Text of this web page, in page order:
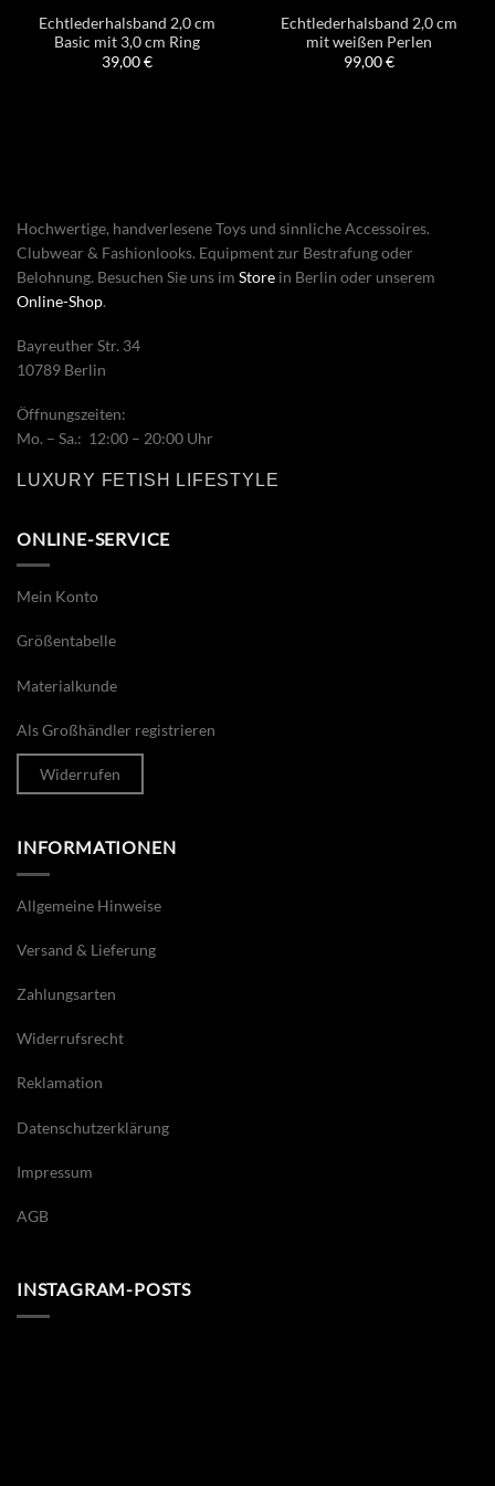
Echtlederhalsband 2,0 cm
Basic mit 3,0 cm Ring
39,00€
Echtlederhalsband 2,0 cm
mit weißen Perlen
99,00€
Hochwertige, handverlesene Toys und sinnliche Accessoires.
Clubwear & Fashionlooks. Equipment zur Bestrafung oder
Belohnung. Besuchen Sie uns im Store in Berlin oder unserem
Online-Shop.
Bayreuther Str. 34
10789 Berlin
Öffnungszeiten:
Mo. – Sa.: 12:00 – 20:00 Uhr
LUXURY FETISH LIFESTYLE
ONLINE-SERVICE
Mein Konto
Größentabelle
Materialkunde
Als Großhändler registrieren
Widerrufen
INFORMATIONEN
Allgemeine Hinweise
Versand & Lieferung
Zahlungsarten
Widerrufsrecht
Reklamation
Datenschutzerklärung
Impressum
AGB
INSTAGRAM-POSTS